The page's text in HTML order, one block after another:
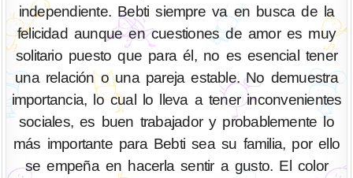
independiente. Bebti siempre va en busca de la
felicidad aunque en cuestiones de amor es muy
solitario puesto que para él, no es esencial tener
una relación o una pareja estable. No demuestra
importancia, lo cual lo lleva a tener inconvenientes
sociales, es buen trabajador y probablemente lo
más importante para Bebti sea su familia, por ello
se empeña en hacerla sentir a gusto. El color